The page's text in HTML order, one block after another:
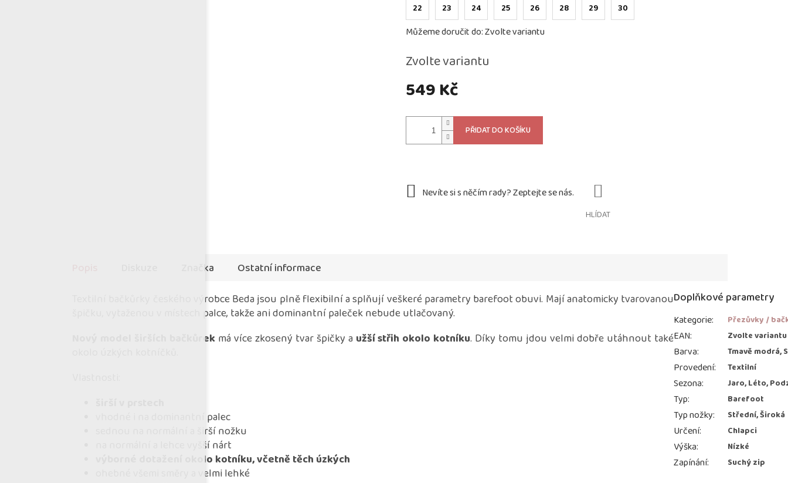
549 Kč
cena:
Zvolte variantu
22 23 24 25 26 28 29 30
Můžeme doručit do:Zvolte variantu
PŘIDAT DO KOŠÍKU
HLÍDAT
Značka
Ostatní informace
Textilní bačkůrky českého výrobce Beda jsou plně flexibilní a splňují veškeré parametry barefoot obuvi. Mají anatomicky tvarovanou
špičku, vytaženou v místech palce, takže ani dominantní paleček nebude utlačovaný.
Nový model širších bačkůrekmá více zkosený tvar špičky a užší střih okolo kotníku. Díky tomu jdou velmi dobře utáhnout také
vhodné i na dominantní palec
sednou na normální a širší nožku
na normální a lehce vyšší nárt
výborné dotažení okolo kotníku, včetně těch úzkých
ohebné všemi směry a velmi lehké
Doplňkové parametry
Kategorie: Přezůvky /
EAN: Zvolte variantu
Barva: Tmavě modrá,
Provedení: Textilní
Sezona: Jaro, Léto,
Typ: Barefoot
Typ nožky: Střední, Široká
Určení: Chlapci
Výška: Nízké
Zapínání: Suchý zip